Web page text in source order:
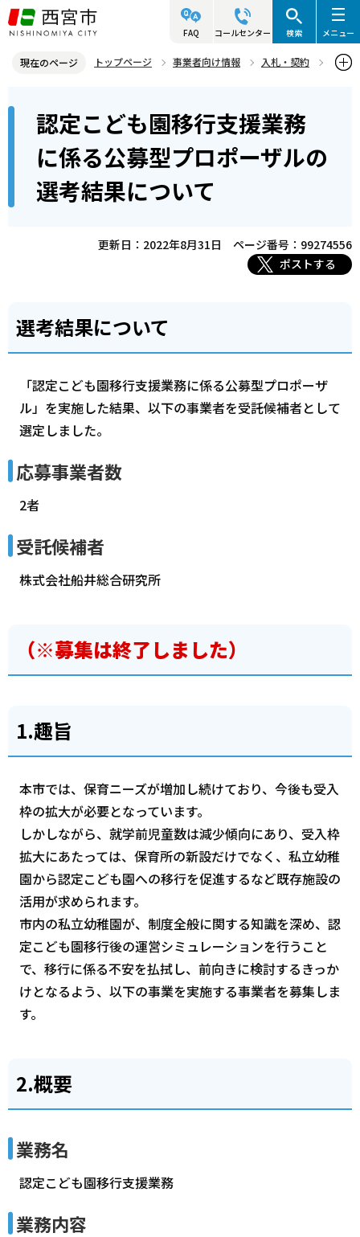
こ
の
ジ
す
FAQ コールセンター 検索 メニュー
現在のページ トップページ 事業者向け情報
入札・契約
プロポーザル等結果公表
いて
ら
認定こども園移行支援業務
に係る公募型プロポーザルの
選考結果について
更新日：2022年8月31日
ページ番号：99274556
ポストする
選考結果について
「認定こども園移行支援業務に係る公募型プロポーザ
ル」を実施した結果、以下の事業者を受託候補者として
選定しました。
応募事業者数
2者
受託候補者
株式会社船井総合研究所
（※募集は終了しました）
1.趣旨
本市では、保育ニーズが増加し続けており、今後も受入
枠の拡大が必要となっています。
しかしながら、就学前児童数は減少傾向にあり、受入枠
拡大にあたっては、保育所の新設だけでなく、私立幼稚
園から認定こども園への移行を促進するなど既存施設の
活用が求められます。
市内の私立幼稚園が、制度全般に関する知識を深め、認
定こども園移行後の運営シミュレーションを行うこと
で、移行に係る不安を払拭し、前向きに検討するきっか
けとなるよう、以下の事業を実施する事業者を募集しま
す。
2.概要
業務名
認定こども園移行支援業務
業務内容